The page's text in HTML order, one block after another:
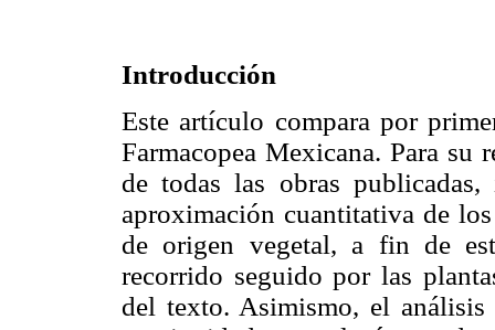
Introducción
Este artículo compara por
Farmacopea Mexicana. Para
de todas las obras
aproximación cuantitativa de
de origen vegetal, a fin de
recorrido seguido por las
del texto. Asimismo, el